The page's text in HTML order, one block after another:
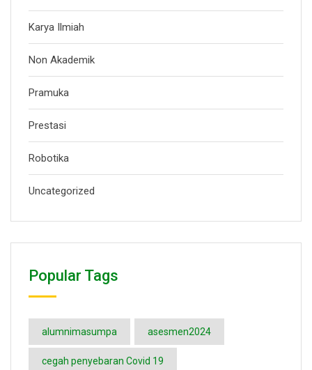
Karya Ilmiah
Non Akademik
Pramuka
Prestasi
Robotika
Uncategorized
Popular Tags
alumnimasumpa asesmen2024
cegah penyebaran Covid 19